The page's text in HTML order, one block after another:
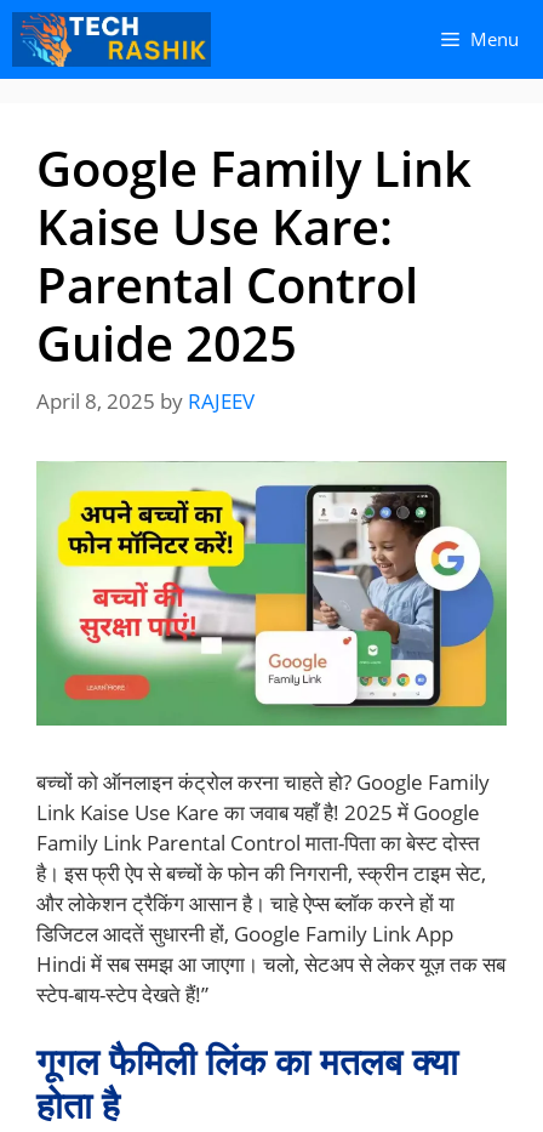
Skip
content
Skip
content
Menu
Google Family Link
Kaise Use Kare:
Parental Control
Guide 2025
April 8, 2025 by RAJEEV
बच्चों को ऑनलाइन कंट्रोल करना चाहते हो? Google Family
Link Kaise Use Kare का जवाब यहाँ है! 2025 में Google
Family Link Parental Control माता-पिता का बेस्ट दोस्त
है। इस फ्री ऐप से बच्चों के फोन की निगरानी, स्क्रीन टाइम सेट,
और लोकेशन ट्रैकिंग आसान है। चाहे ऐप्स ब्लॉक करने हों या
डिजिटल आदतें सुधारनी हों, Google Family Link App
Hindi में सब समझ आ जाएगा। चलो, सेटअप से लेकर यूज़ तक सब
स्टेप-बाय-स्टेप देखते हैं!”
गूगल फैमिली लिंक का मतलब क्या
होता है